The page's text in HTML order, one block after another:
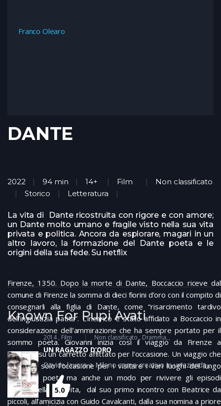
DANTE
2022 94 min 14+ Film
Non classificato
Storico
Letteratura
La vita di Dante ricostruita con rigore e con amore;
un Dante molto umano e fragile visto nella sua vita
privata e politica. Ancora da esplorare, magari in un
altro lavoro, la formazione del Dante poeta e le
origini della sua fede. Su netflix
Firenze, 1350. Dopo la morte di Dante, Boccaccio riceve dal
comune di Firenze la somma di dieci fiorini d’oro con il compito di
consegnarli alla figlia di Dante, come “risarcimento tardivo
dell’ingiustizia patita”. L’incarico è stato affidato a Boccaccio in
considerazione dell’ammirazione che ha sempre portato per il
sommo poeta. Giovanni inizia così il viaggio da Firenze a
Ravenna su un carretto affittato per l’occasione. Un viaggio che
non sarà solo l’occasione per i visitare i vari luoghi del lungo
esilio del poeta ma anche un modo per rivivere gli episodi
salienti della sua vita, dal suo primo incontro con Beatrice da
piccoli, all’amicizia con Guido Cavalcanti, dalla sua nomina a priore
Known For Pupi Avati
2014 Film Non classificato Dramma
UN RAGAZZO D’ORO
Davide lavora a Milano come creativo in un’azienda di
pubblicità. Sogna di fare lo scrittore ma i suoi racconti
vengono rifiutati continuamente dagli editori. Soffre di
ansia e deve prendere continuamente delle pillole che
5.0
Franco Olearo